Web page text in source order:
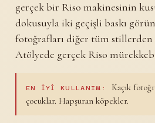
gerçek bir Riso makinesinin
dokusuyla iki geçişli baskı
fotoğrafları diğer tüm stillerden
Atölyede gerçek Riso
EN IYI KULLANIM:
Kaçık
çocuklar. Hapşuran köpekler.